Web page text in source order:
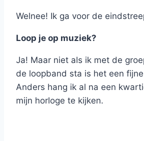
Welnee! Ik ga voor de
Loop je op muziek?
Ja! Maar niet als ik met de
de loopband sta is het een
Anders hang ik al na een
mijn horloge te kijken.